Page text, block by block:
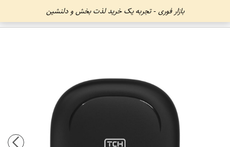
بازار فوری - تجربه یک خرید لذت بخش و دلنشین